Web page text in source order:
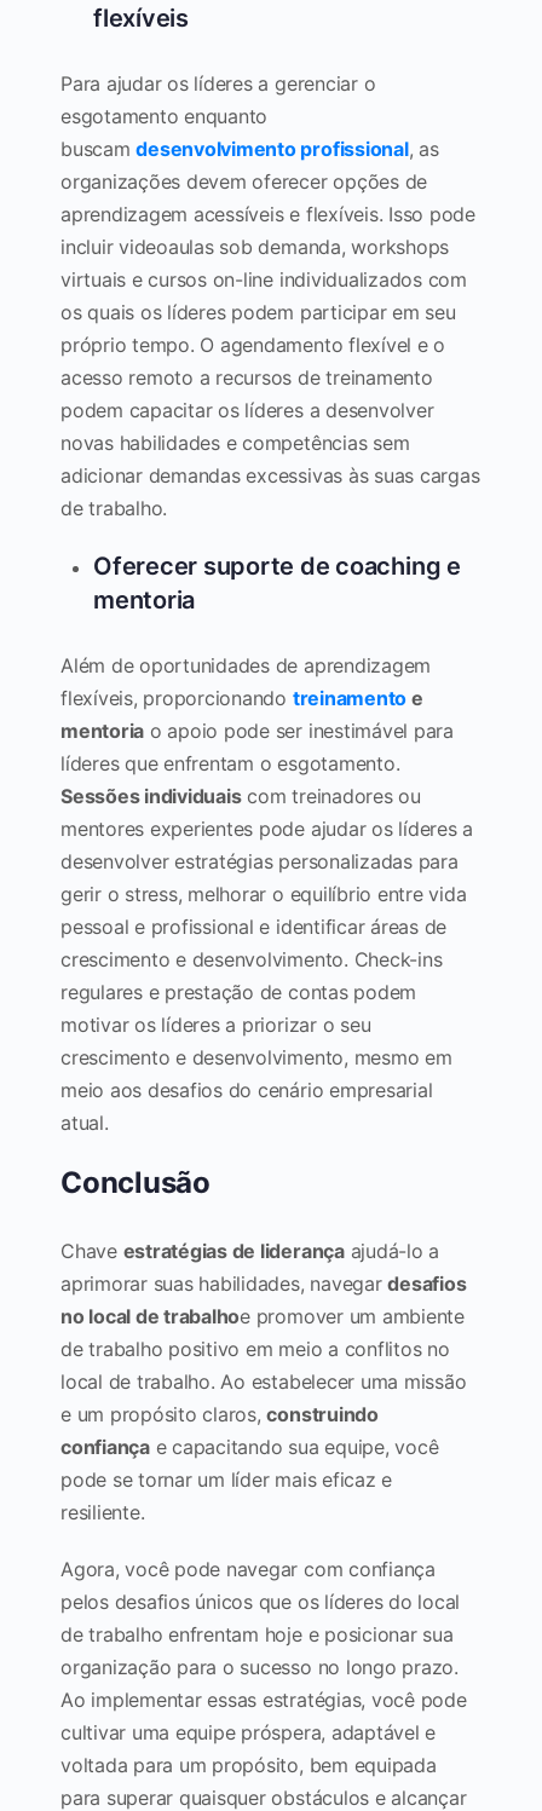
flexíveis
Para ajudar os líderes a gerenciar o
esgotamento enquanto
buscamdesenvolvimento profissional, as
organizações devem oferecer opções de
aprendizagem acessíveis e flexíveis. Isso pode
incluir videoaulas sob demanda, workshops
virtuais e cursos on-line individualizados com
os quais os líderes podem participar em seu
próprio tempo. O agendamento flexível e o
acesso remoto a recursos de treinamento
podem capacitar os líderes a desenvolver
novas habilidades e competências sem
adicionar demandas excessivas às suas cargas
de trabalho.
Oferecer suporte de coaching e
mentoria
Além de oportunidades de aprendizagem
flexíveis, proporcionando treinamento e
mentoria o apoio pode ser inestimável para
líderes que enfrentam o esgotamento.
Sessões individuaiscom treinadores ou
mentores experientes pode ajudar os líderes a
desenvolver estratégias personalizadas para
gerir o stress, melhorar o equilíbrio entre vida
pessoal e profissional e identificar áreas de
crescimento e desenvolvimento. Check-ins
regulares e prestação de contas podem
motivar os líderes a priorizar o seu
crescimento e desenvolvimento, mesmo em
meio aos desafios do cenário empresarial
atual.
Conclusão
Chave estratégias de liderançaajudá-lo a
aprimorar suas habilidades, navegardesafios
no local de trabalhoe promover um ambiente
de trabalho positivo em meio a conflitos no
local de trabalho. Ao estabelecer uma missão
e um propósito claros,construindo
confiançae capacitando sua equipe, você
pode se tornar um líder mais eficaz e
resiliente.
Agora, você pode navegar com confiança
pelos desafios únicos que os líderes do local
de trabalho enfrentam hoje e posicionar sua
organização para o sucesso no longo prazo.
Ao implementar essas estratégias, você pode
cultivar uma equipe próspera, adaptável e
voltada para um propósito, bem equipada
para superar quaisquer obstáculos e alcançar